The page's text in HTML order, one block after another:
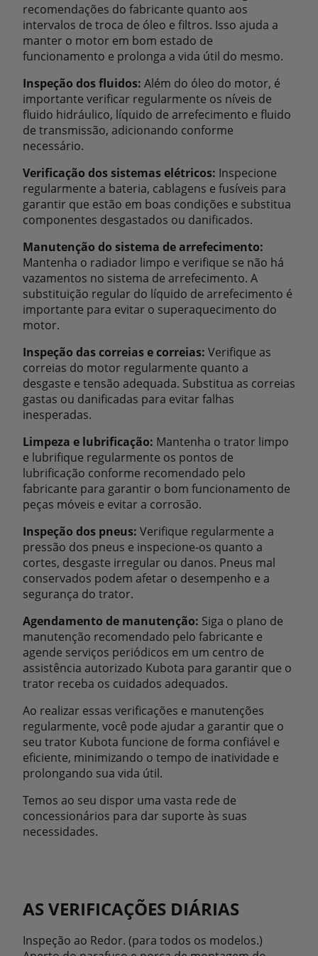
recomendações do fabricante quanto aos
intervalos de troca de óleo e filtros. Isso ajuda a
manter o motor em bom estado de
funcionamento e prolonga a vida útil do mesmo.
Inspeção dos fluidos: Além do óleo do motor, é
importante verificar regularmente os níveis de
fluido hidráulico, líquido de arrefecimento e fluido
de transmissão, adicionando conforme
necessário.
Verificação dos sistemas elétricos: Inspecione
regularmente a bateria, cablagens e fusíveis para
garantir que estão em boas condições e substitua
componentes desgastados ou danificados.
Manutenção do sistema de arrefecimento:
Mantenha o radiador limpo e verifique se não há
vazamentos no sistema de arrefecimento. A
substituição regular do líquido de arrefecimento é
importante para evitar o superaquecimento do
motor.
Inspeção das correias e correias: Verifique as
correias do motor regularmente quanto a
desgaste e tensão adequada. Substitua as correias
gastas ou danificadas para evitar falhas
inesperadas.
Limpeza e lubrificação: Mantenha o trator limpo
e lubrifique regularmente os pontos de
lubrificação conforme recomendado pelo
fabricante para garantir o bom funcionamento de
peças móveis e evitar a corrosão.
Inspeção dos pneus: Verifique regularmente a
pressão dos pneus e inspecione-os quanto a
cortes, desgaste irregular ou danos. Pneus mal
conservados podem afetar o desempenho e a
segurança do trator.
Agendamento de manutenção: Siga o plano de
manutenção recomendado pelo fabricante e
agende serviços periódicos em um centro de
assistência autorizado Kubota para garantir que o
trator receba os cuidados adequados.
Ao realizar essas verificações e manutenções
regularmente, você pode ajudar a garantir que o
seu trator Kubota funcione de forma confiável e
eficiente, minimizando o tempo de inatividade e
prolongando sua vida útil.
Temos ao seu dispor uma vasta rede de
concessionários para dar suporte às suas
necessidades.
AS VERIFICAÇÕES DIÁRIAS
Inspeção ao Redor. (para todos os modelos.)